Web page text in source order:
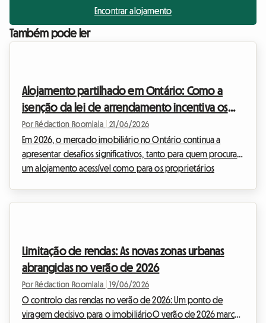
Encontrar alojamento
Também pode ler
Alojamento partilhado em Ontário: Como a
isenção da lei de arrendamento incentiva os
anfitriões em 2026
Por Rédaction Roomlala 21/06/2026
Em 2026, o mercado imobiliário no Ontário continua a
apresentar desafios significativos, tanto para quem procura
um alojamento acessível como para os proprietários
processos, por vezes longos, impostos pela província. No
entanto, uma dis...
Limitação de rendas: As novas zonas urbanas
abrangidas no verão de 2026
Por Rédaction Roomlala 19/06/2026
O controlo das rendas no verão de 2026: Um ponto de
viragem decisivo para o imobiliárioO verão de 2026 marca